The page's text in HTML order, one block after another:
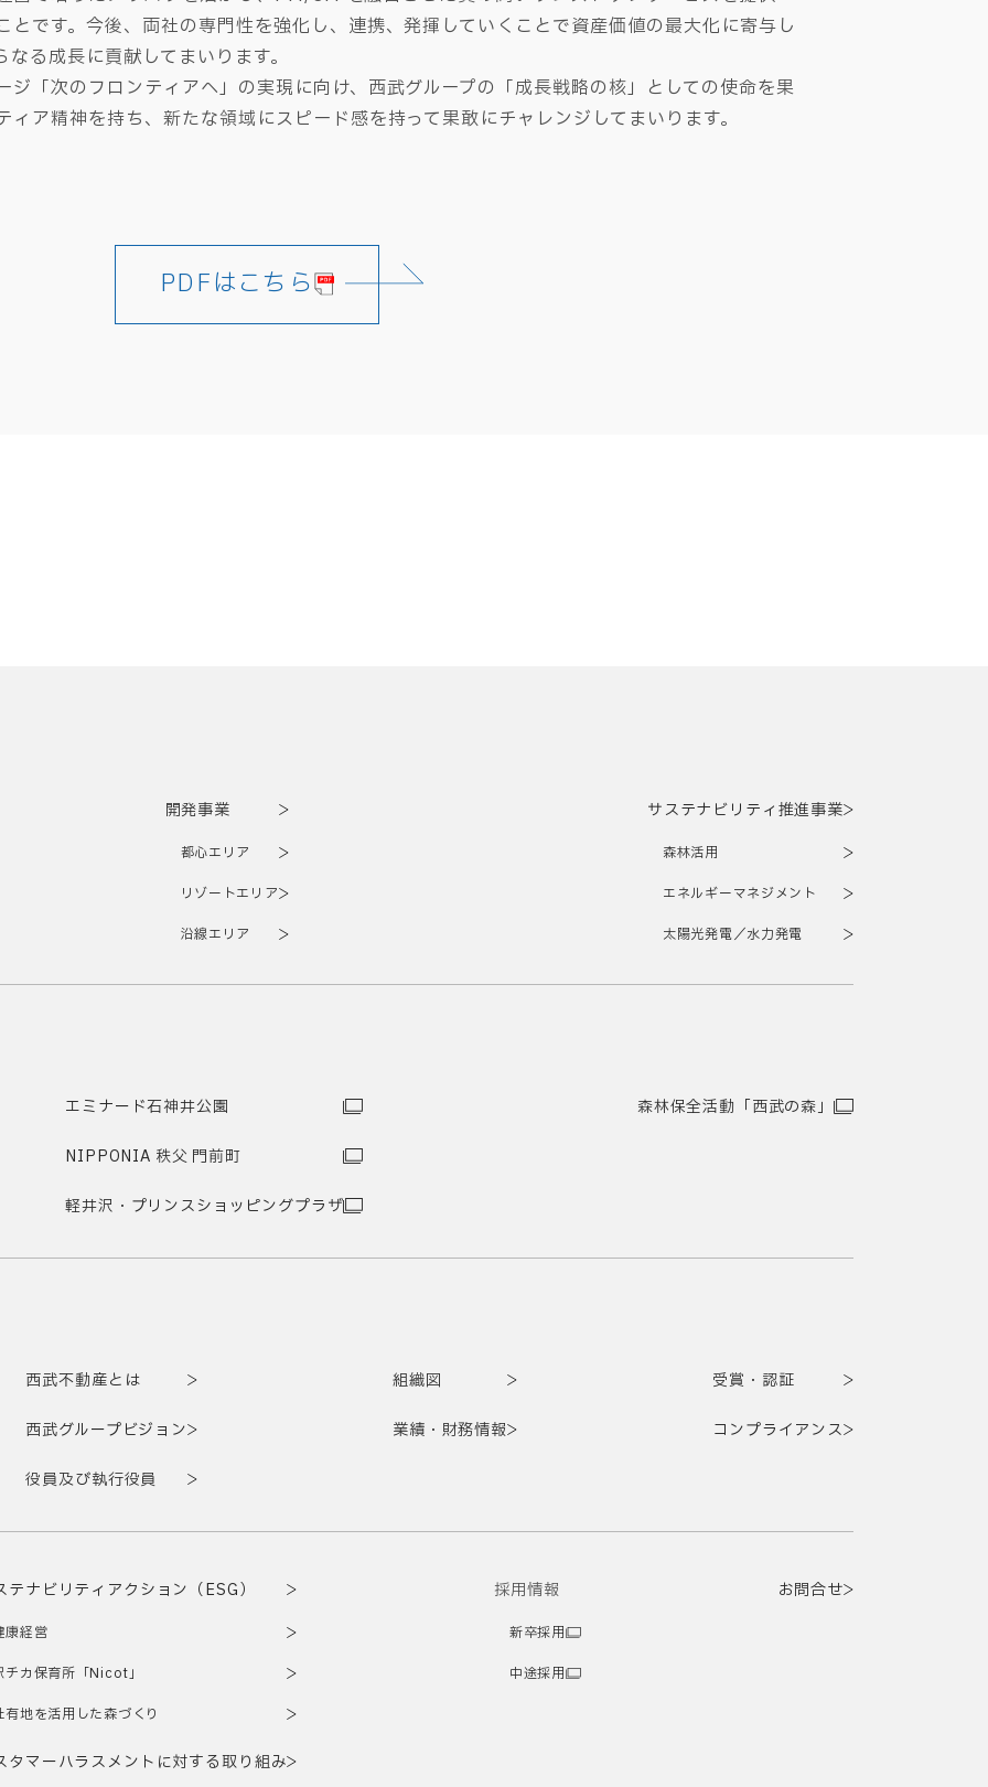
です。今後、両社の専門性を強化し、連携、発揮していくことで資産価値の最大化に寄与し
る成長に貢献してまいります。
「次のフロンティアへ」の実現に向け、西武グループの「成長戦略の核」としての使命を果
ア精神を持ち、新たな領域にスピード感を持って果敢にチャレンジしてまいります。
PDFはこちら
開発事業
都心エリア
リゾートエリア
沿線エリア
サステナビリティ推進事業
森林活用
エネルギーマネジメント
太陽光発電／水力発電
エミナード石神井公園
NIPPONIA 秩父 門前町
軽井沢・プリンスショッピングプラザ
森林保全活動「西武の森」
西武不動産とは
西武グループビジョン
役員及び執行役員
組織図
業績・財務情報
受賞・認証
コンプライアンス
テナビリティアクション（ESG）
康経営
チカ保育所「Nicot」
有地を活用した森づくり
タマーハラスメントに対する取り組み
採用情報
新卒採用
中途採用
お問合せ